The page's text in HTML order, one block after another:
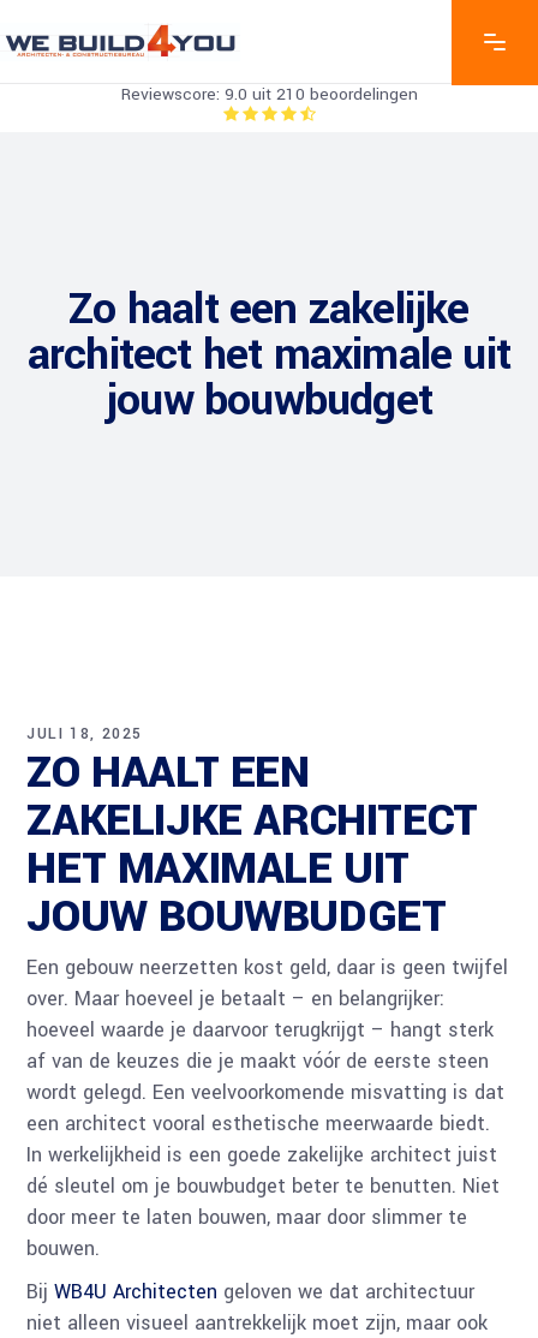
Reviewscore: 9.0 uit 210 beoordelingen
Zo haalt een zakelijke
architect het maximale uit
jouw bouwbudget
JULI 18, 2025
ZO HAALT EEN
ZAKELIJKE ARCHITECT
HET MAXIMALE UIT
JOUW BOUWBUDGET
Een gebouw neerzetten kost geld, daar is geen twijfel
over. Maar hoeveel je betaalt – en belangrijker:
hoeveel waarde je daarvoor terugkrijgt – hangt sterk
af van de keuzes die je maakt vóór de eerste steen
wordt gelegd. Een veelvoorkomende misvatting is dat
een architect vooral esthetische meerwaarde biedt.
In werkelijkheid is een goede zakelijke architect juist
dé sleutel om je bouwbudget beter te benutten. Niet
door meer te laten bouwen, maar door slimmer te
bouwen.
BijWB4U Architecten geloven we dat architectuur
niet alleen visueel aantrekkelijk moet zijn, maar ook